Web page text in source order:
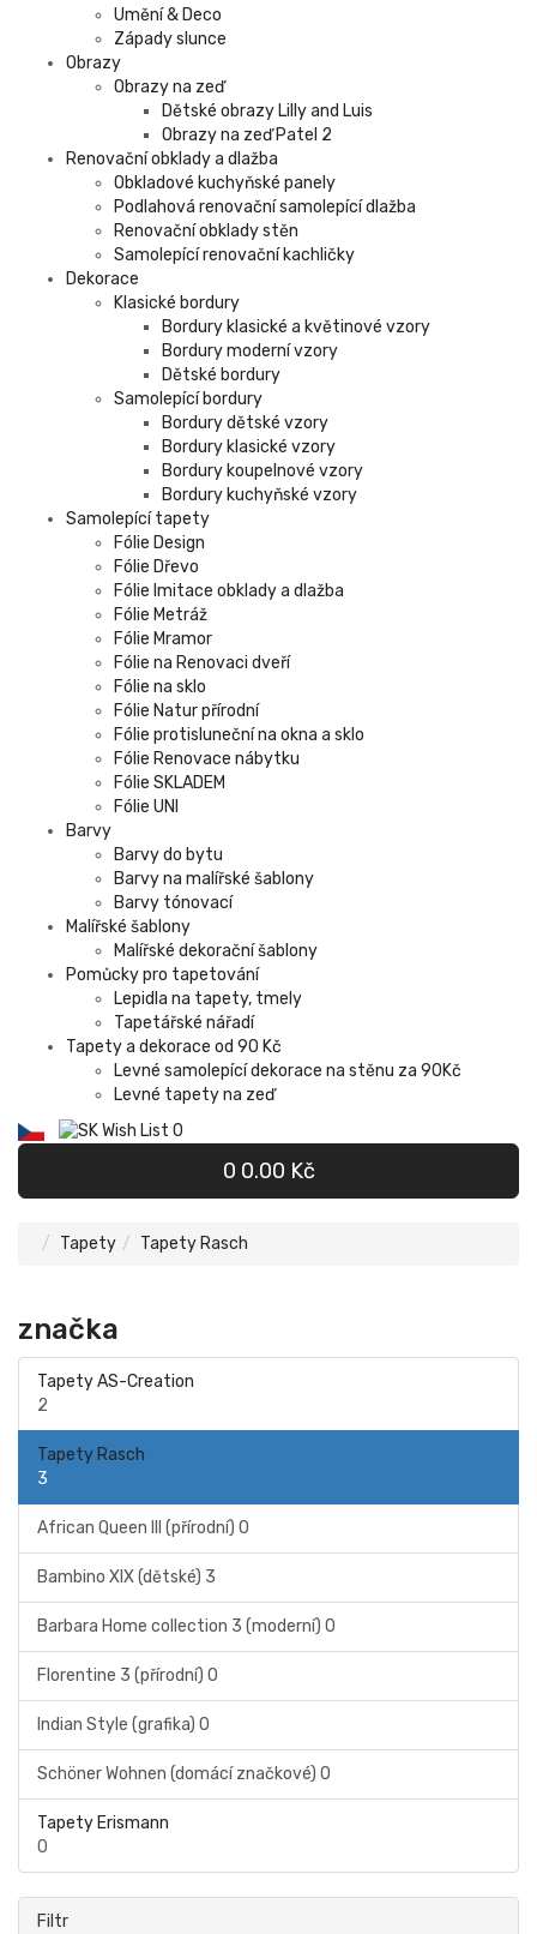
Umění & Deco
Západy slunce
Obrazy
Obrazy na zeď
Dětské obrazy Lilly and Luis
Obrazy na zeď Patel 2
Renovační obklady a dlažba
Obkladové kuchyňské panely
Podlahová renovační samolepící dlažba
Renovační obklady stěn
Samolepící renovační kachličky
Dekorace
Klasické bordury
Bordury klasické a květinové vzory
Bordury moderní vzory
Dětské bordury
Samolepící bordury
Bordury dětské vzory
Bordury klasické vzory
Bordury koupelnové vzory
Bordury kuchyňské vzory
Samolepící tapety
Fólie Design
Fólie Dřevo
Fólie Imitace obklady a dlažba
Fólie Metráž
Fólie Mramor
Fólie na Renovaci dveří
Fólie na sklo
Fólie Natur přírodní
Fólie protisluneční na okna a sklo
Fólie Renovace nábytku
Fólie SKLADEM
Fólie UNI
Barvy
Barvy do bytu
Barvy na malířské šablony
Barvy tónovací
Malířské šablony
Malířské dekorační šablony
Pomůcky pro tapetování
Lepidla na tapety, tmely
Tapetářské nářadí
Tapety a dekorace od 90 Kč
Levné samolepící dekorace na stěnu za 90Kč
Levné tapety na zeď
Wish List 0
0 0.00 Kč
Tapety Tapety Rasch
značka
Tapety AS-Creation
2
Tapety Rasch
3
African Queen III (přírodní) 0
Bambino XIX (dětské) 3
Barbara Home collection 3 (moderní) 0
Florentine 3 (přírodní) 0
Indian Style (grafika) 0
Schöner Wohnen (domácí značkové) 0
Tapety Erismann
0
Filtr